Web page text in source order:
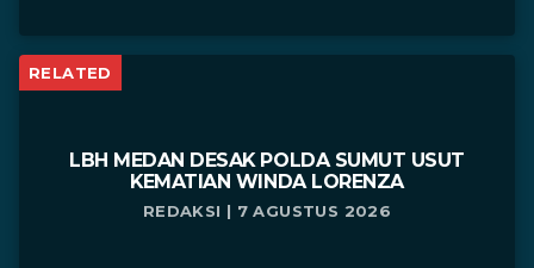
RELATED
LBH MEDAN DESAK POLDA SUMUT USUT
KEMATIAN WINDA LORENZA
REDAKSI | 7 AGUSTUS 2026